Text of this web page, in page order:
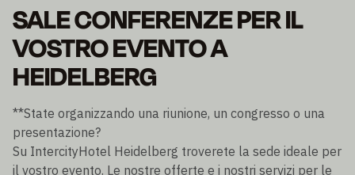
SALE CONFERENZE PER IL
VOSTRO EVENTO A
HEIDELBERG
**State organizzando una riunione, un congresso o una
presentazione?
Su IntercityHotel Heidelberg troverete la sede ideale per
il vostro evento. Le nostre offerte e i nostri servizi per le